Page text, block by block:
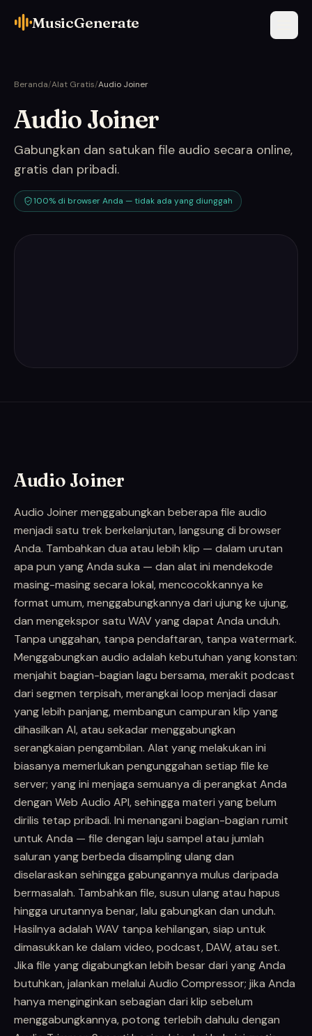
MusicGenerate
Beranda/Alat Gratis/Audio Joiner
Audio Joiner
Gabungkan dan satukan file audio secara online,
gratis dan pribadi.
100% di browser Anda — tidak ada yang diunggah
Audio Joiner
Audio Joiner menggabungkan beberapa file audio
menjadi satu trek berkelanjutan, langsung di browser
Anda. Tambahkan dua atau lebih klip — dalam urutan
apa pun yang Anda suka — dan alat ini mendekode
masing-masing secara lokal, mencocokkannya ke
format umum, menggabungkannya dari ujung ke ujung,
dan mengekspor satu WAV yang dapat Anda unduh.
Tanpa unggahan, tanpa pendaftaran, tanpa watermark.
Menggabungkan audio adalah kebutuhan yang konstan:
menjahit bagian-bagian lagu bersama, merakit podcast
dari segmen terpisah, merangkai loop menjadi dasar
yang lebih panjang, membangun campuran klip yang
dihasilkan AI, atau sekadar menggabungkan
serangkaian pengambilan. Alat yang melakukan ini
biasanya memerlukan pengunggahan setiap file ke
server; yang ini menjaga semuanya di perangkat Anda
dengan Web Audio API, sehingga materi yang belum
dirilis tetap pribadi. Ini menangani bagian-bagian rumit
untuk Anda — file dengan laju sampel atau jumlah
saluran yang berbeda disampling ulang dan
diselaraskan sehingga gabungannya mulus daripada
bermasalah. Tambahkan file, susun ulang atau hapus
hingga urutannya benar, lalu gabungkan dan unduh.
Hasilnya adalah WAV tanpa kehilangan, siap untuk
dimasukkan ke dalam video, podcast, DAW, atau set.
Jika file yang digabungkan lebih besar dari yang Anda
butuhkan, jalankan melalui Audio Compressor; jika Anda
hanya menginginkan sebagian dari klip sebelum
menggabungkannya, potong terlebih dahulu dengan